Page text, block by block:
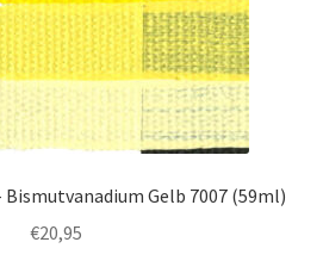
Bismutvanadium Gelb 7007 (59ml)
€20,95